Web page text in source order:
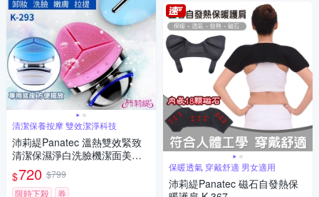
清潔保養按摩 雙效潔淨科技
沛莉緹Panatec 溫熱雙效緊致
清潔保濕淨白洗臉機潔面美容
導入按摩儀 K-293
$720 $799
限時下殺
券
保暖透氣 穿戴舒適 男女適用
沛莉緹Panatec 磁石自發熱保